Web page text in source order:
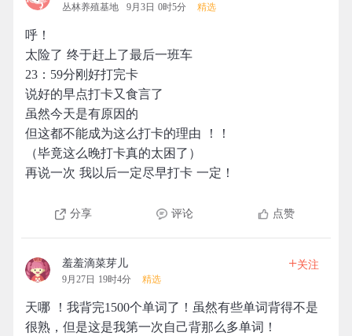
丛林养殖基地 9月3日 0时5分 精选
呼！
太险了 终于赶上了最后一班车
23：59分刚好打完卡
说好的早点打卡又食言了
虽然今天是有原因的
但这都不能成为这么打卡的理由 ！！
（毕竟这么晚打卡真的太困了）
再说一次 我以后一定尽早打卡 一定！
分享 评论 点赞
羞羞滴菜芽儿
9月27日 19时4分 精选
+关注
天哪 ！我背完1500个单词了！虽然有些单词背得不是
很熟，但是这是我第一次自己背那么多单词！